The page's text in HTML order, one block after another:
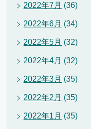
2022年7月 (36)
2022年6月 (34)
2022年5月 (32)
2022年4月 (32)
2022年3月 (35)
2022年2月 (35)
2022年1月 (35)